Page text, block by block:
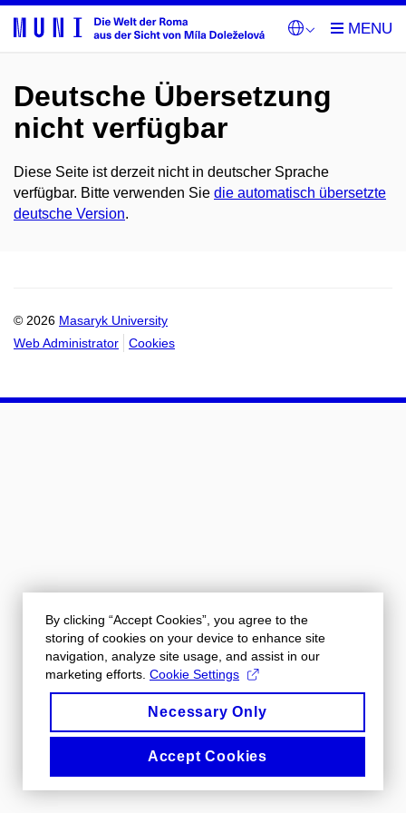
Deutsche Übersetzung
nicht verfügbar
Diese Seite ist derzeit nicht in deutscher Sprache
verfügbar. Bitte verwenden Sie die automatisch übersetzte
deutsche Version.
© 2026 Masaryk University
Web Administrator
Cookies
By clicking “Accept Cookies”, you agree to the
storing of cookies on your device to enhance site
navigation, analyze site usage, and assist in our
marketing efforts. Cookie Settings
Necessary Only
Accept Cookies